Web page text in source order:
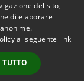
2026 • Comune di
della Pescaia •
byMunicipium
redazione
del sito,
di elaborare
al seguente link
TUTTO